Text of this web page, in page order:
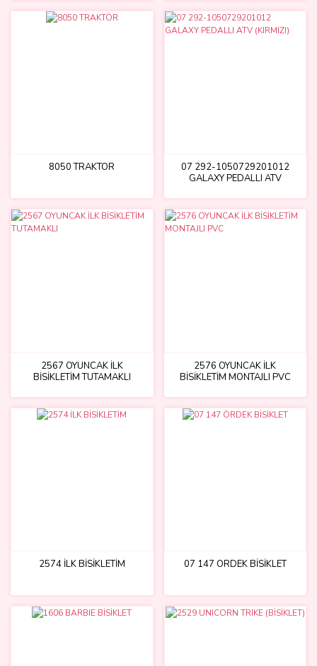
8050 TRAKTÖR
07 292-1050729201012
GALAXY PEDALLI ATV
2567 OYUNCAK İLK
BİSİKLETİM TUTAMAKLI
2576 OYUNCAK İLK
BİSİKLETİM MONTAJLI PVC
2574 İLK BİSİKLETİM 07 147 ÖRDEK BİSİKLET